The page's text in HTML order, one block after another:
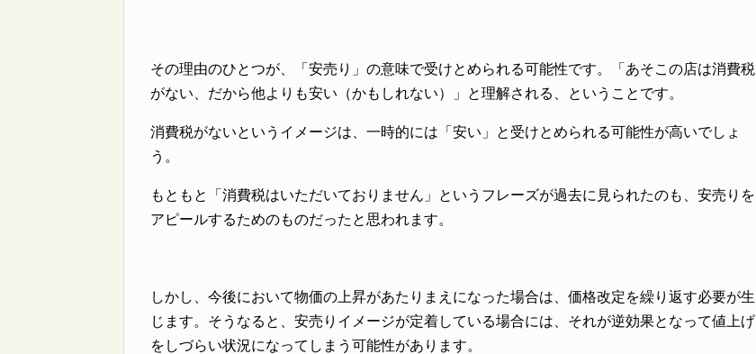
その理由のひとつが、「安売り」の意味で受けとめられる可能性です。「あそこの店は消費税
がない、だから他よりも安い（かもしれない）」と理解される、ということです。
消費税がないというイメージは、一時的には「安い」と受けとめられる可能性が高いでしょ
う。
もともと「消費税はいただいておりません」というフレーズが過去に見られたのも、安売りを
アピールするためのものだったと思われます。
しかし、今後において物価の上昇があたりまえになった場合は、価格改定を繰り返す必要が生
じます。そうなると、安売りイメージが定着している場合には、それが逆効果となって値上げ
をしづらい状況になってしまう可能性があります。